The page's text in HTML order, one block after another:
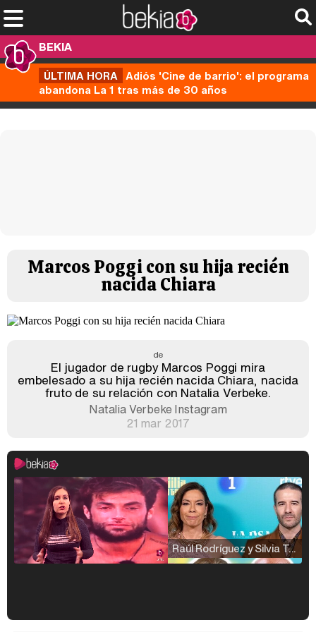
BEKIA
ÚLTIMA HORA Adiós 'Cine de barrio': el programa
abandona La 1 tras más de 30 años
Marcos Poggi con su hija recién
nacida Chiara
de
El jugador de rugby Marcos Poggi mira
embelesado a su hija recién nacida Chiara, nacida
fruto de su relación con Natalia Verbeke.
Natalia Verbeke Instagram
21 mar 2017
Raúl Rodríguez y Silvia Taulés nos cuentan su papel en 'La familia de la tele'